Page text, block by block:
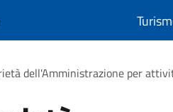
dell'Amministrazione per